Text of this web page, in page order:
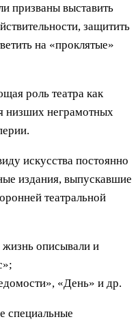
призваны выставить
защитить
на «проклятые»
роль театра как
низших неграмотных
искусства постоянно
издания, выпускавшие
театральной
описывали и
«День» и др.
специальные